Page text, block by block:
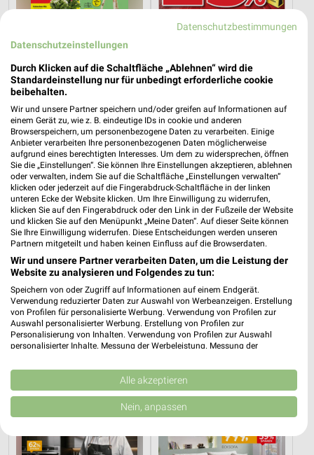
9,8 km
Gültig ab Mo. 10.08. Gültig bis Fr. 14.08.
8,2 km
Büro Spezial
Gültig bis Fr. 14.08.
8,2 km
Gültig bis Fr. 21.08.
XXXLutz XXXLutz
Datenschutzbestimmungen
Datenschutzeinstellungen
Durch Klicken auf die Schaltfläche „Ablehnen“ wird die
Standardeinstellung nur für unbedingt erforderliche cookie
beibehalten.
Wir und unsere Partner speichern und/oder greifen auf Informationen auf
einem Gerät zu, wie z. B. eindeutige IDs in cookie und anderen
Browserspeichern, um personenbezogene Daten zu verarbeiten. Einige
Anbieter verarbeiten Ihre personenbezogenen Daten möglicherweise
aufgrund eines berechtigten Interesses. Um dem zu widersprechen, öffnen
Sie die „Einstellungen“. Sie können Ihre Einstellungen akzeptieren, ablehnen
oder verwalten, indem Sie auf die Schaltfläche „Einstellungen verwalten“
klicken oder jederzeit auf die Fingerabdruck-Schaltfläche in der linken
unteren Ecke der Website klicken. Um Ihre Einwilligung zu widerrufen,
klicken Sie auf den Fingerabdruck oder den Link in der Fußzeile der Website
und klicken Sie auf den Menüpunkt „Meine Daten“. Auf dieser Seite können
Sie Ihre Einwilligung widerrufen. Diese Entscheidungen werden unseren
Partnern mitgeteilt und haben keinen Einfluss auf die Browserdaten.
Wir und unsere Partner verarbeiten Daten, um die Leistung der
Website zu analysieren und Folgendes zu tun:
Speichern von oder Zugriff auf Informationen auf einem Endgerät.
Verwendung reduzierter Daten zur Auswahl von Werbeanzeigen. Erstellung
von Profilen für personalisierte Werbung. Verwendung von Profilen zur
Auswahl personalisierter Werbung. Erstellung von Profilen zur
Personalisierung von Inhalten. Verwendung von Profilen zur Auswahl
personalisierter Inhalte. Messung der Werbeleistung. Messung der
Kombinationen von Daten aus verschiedenen Quellen. Entwicklung und
Verbesserung der Angebote. Verwendung reduzierter Daten zur Auswahl
von Inhalten.
Daten können außerhalb der Europäischen Union weitergegeben und in die
USA gesendet werden.
Website/App.
Alle akzeptieren
Nein, anpassen